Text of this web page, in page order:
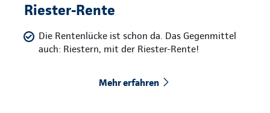
Riester-Rente
Die Rentenlücke ist schon da. Das Gegenmittel
auch: Riestern, mit der Riester-Rente!
Mehr erfahren